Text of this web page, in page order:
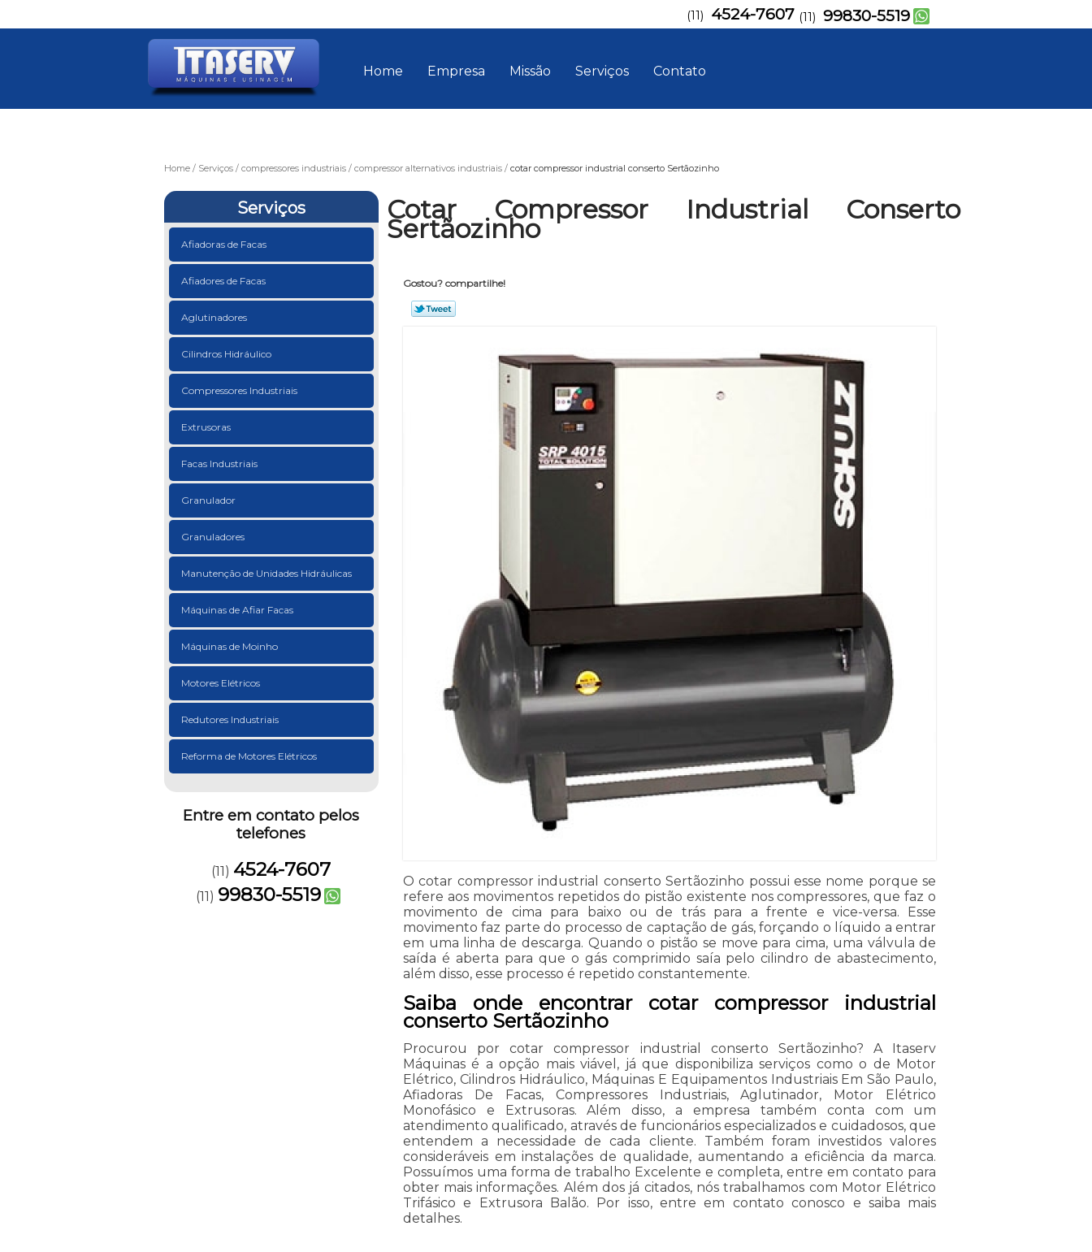
Home Empresa Missão Serviços Contato
(11) 4524-7607 (11) 99830-5519
Home Serviços compressores industriais compressor alternativos industriais cotar compressor industrial conserto Sertãozinho
Serviços
Afiadoras de Facas
Afiadores de Facas
Aglutinadores
Cilindros Hidráulico
Compressores Industriais
Extrusoras
Facas Industriais
Granulador
Granuladores
Manutenção de Unidades Hidráulicas
Máquinas de Afiar Facas
Máquinas de Moinho
Motores Elétricos
Redutores Industriais
Reforma de Motores Elétricos
Entre em contato pelos
telefones
(11) 4524-7607
(11) 99830-5519
Cotar Compressor Industrial Conserto
Sertãozinho
Gostou? compartilhe!
O cotar compressor industrial conserto Sertãozinho possui esse nome porque se
refere aos movimentos repetidos do pistão existente nos compressores, que faz o
movimento de cima para baixo ou de trás para a frente e vice-versa. Esse
movimento faz parte do processo de captação de gás, forçando o líquido a entrar
em uma linha de descarga. Quando o pistão se move para cima, uma válvula de
saída é aberta para que o gás comprimido saía pelo cilindro de abastecimento,
além disso, esse processo é repetido constantemente.
Saiba onde encontrar cotar compressor industrial
conserto Sertãozinho
Procurou por cotar compressor industrial conserto Sertãozinho? A Itaserv
Máquinas é a opção mais viável, já que disponibiliza serviços como o de Motor
Elétrico, Cilindros Hidráulico, Máquinas E Equipamentos Industriais Em São Paulo,
Afiadoras De Facas, Compressores Industriais, Aglutinador, Motor Elétrico
Monofásico e Extrusoras. Além disso, a empresa também conta com um
atendimento qualificado, através de funcionários especializados e cuidadosos, que
entendem a necessidade de cada cliente. Também foram investidos valores
consideráveis em instalações de qualidade, aumentando a eficiência da marca.
Possuímos uma forma de trabalho Excelente e completa, entre em contato para
obter mais informações. Além dos já citados, nós trabalhamos com Motor Elétrico
Trifásico e Extrusora Balão. Por isso, entre em contato conosco e saiba mais
detalhes.